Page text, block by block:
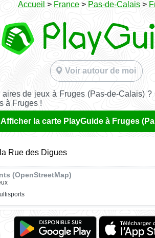
Accueil > France > Pas-de-Calais >
Voir autour de moi
de jeux à Fruges (Pas-de-Calais)
à Fruges !
Afficher la carte PlayGuide à Fruges
Rue des Digues
(OpenStreetMap)